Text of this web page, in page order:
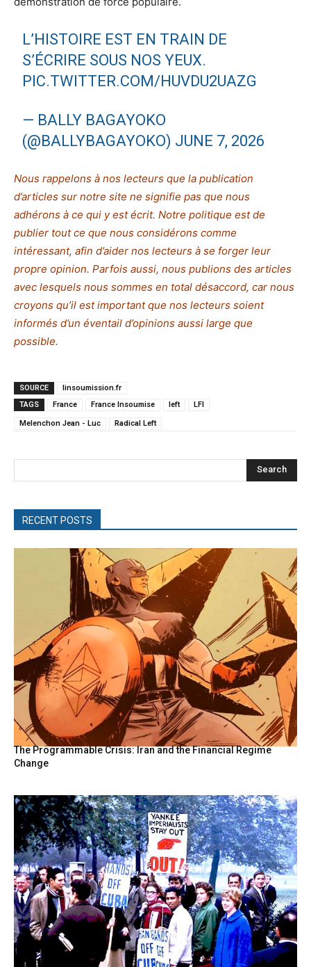
L’HISTOIRE EST EN TRAIN DE
S’ÉCRIRE SOUS NOS YEUX.
PIC.TWITTER.COM/HUVDU2UAZG
— BALLY BAGAYOKO
(@BALLYBAGAYOKO) JUNE 7, 2026
Nous rappelons à nos lecteurs que la publication
d’articles sur notre site ne signifie pas que nous
adhérons à ce qui y est écrit. Notre politique est de
publier tout ce que nous considérons comme
intéressant, afin d’aider nos lecteurs à se forger leur
propre opinion. Parfois aussi, nous publions des articles
avec lesquels nous sommes en total désaccord, car nous
croyons qu’il est important que nos lecteurs soient
informés d’un éventail d’opinions aussi large que
possible.
SOURCE
linsoumission.fr
TAGS
France France Insoumise left LFI
Melenchon Jean - Luc Radical Left
Search
RECENT POSTS
The Programmable Crisis: Iran and the Financial Regime
Change